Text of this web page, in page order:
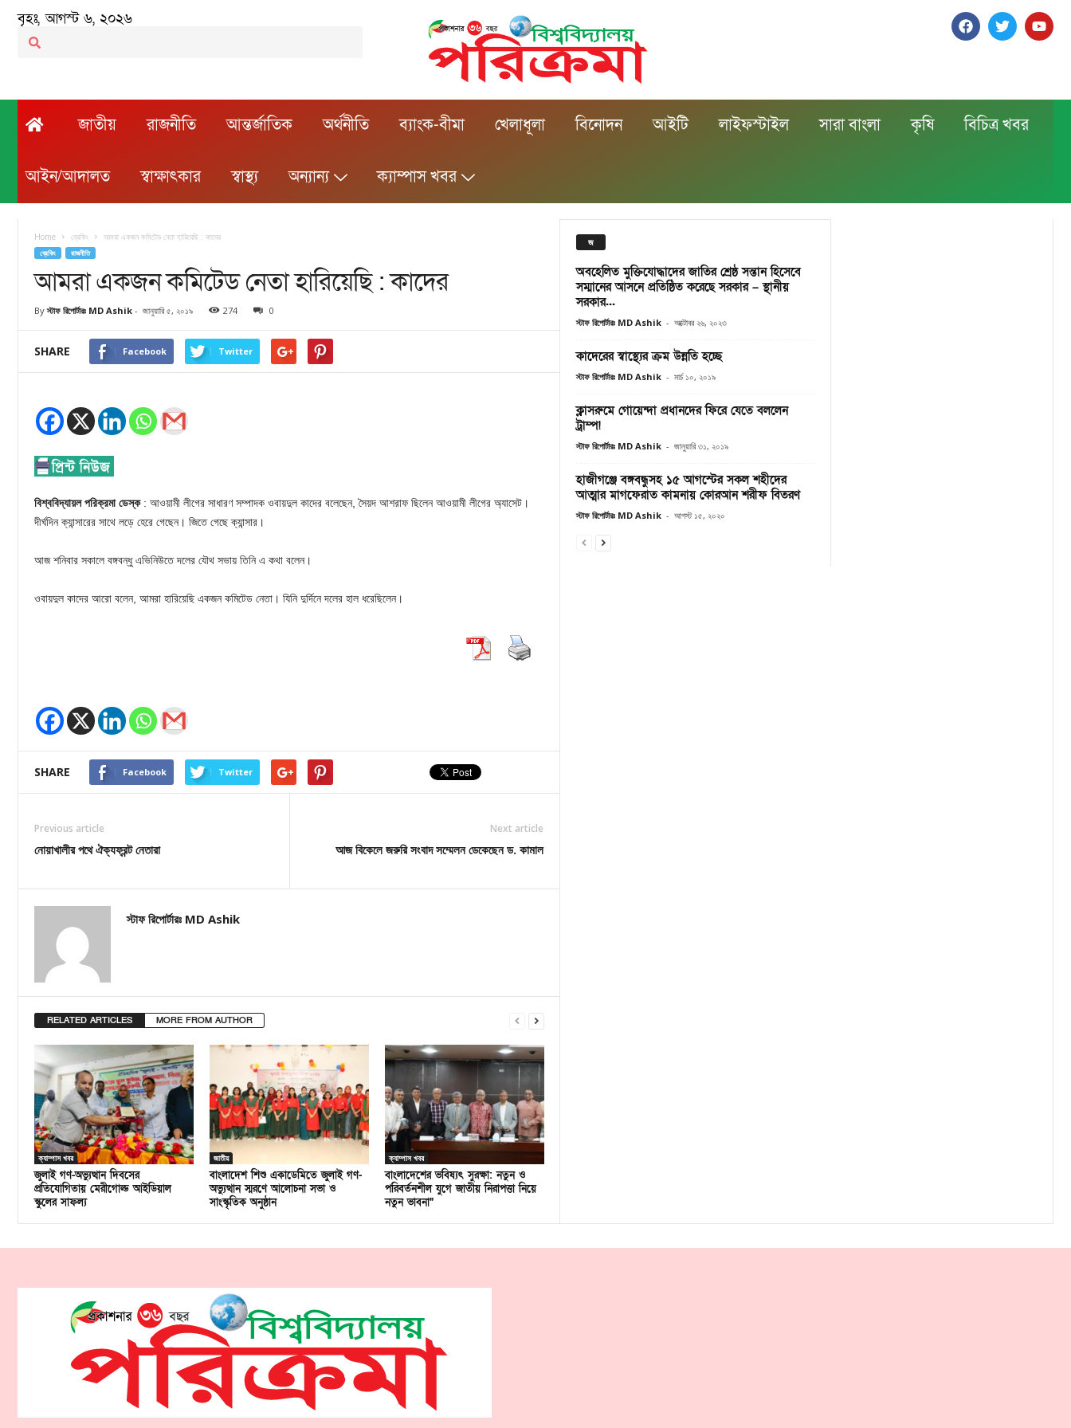
বৃহঃ, আগস্ট ৬, ২০২৬
জাতীয় রাজনীতি আন্তর্জাতিক অর্থনীতি ব্যাংক-বীমা খেলাধূলা বিনোদন আইটি লাইফস্টাইল সারা বাংলা কৃষি বিচিত্র খবর
আইন/আদালত স্বাক্ষাৎকার স্বাস্থ্য অন্যান্য ক্যাম্পাস খবর
Home ব্রেকিং আমরা একজন কমিটেড নেতা হারিয়েছি : কাদের
ব্রেকিং রাজনীতি
আমরা একজন কমিটেড নেতা হারিয়েছি : কাদের
By স্টাফ রিপোর্টারঃ MD Ashik - জানুয়ারি ৫, ২০১৯ 274 0
SHARE Facebook Twitter
বিশ্ববিদ্যায়ল পরিক্রমা ডেস্ক: আওয়ামী লীগের সাধারণ সম্পাদক ওবায়দুল কাদের বলেছেন, সৈয়দ আশরাফ ছিলেন আওয়ামী লীগের অ্যাসেট।
দীর্ঘদিন ক্যান্সারের সাথে লড়ে হেরে গেছেন। জিতে গেছে ক্যান্সার।
আজ শনিবার সকালে বঙ্গবন্ধু এভিনিউতে দলের যৌথ সভায় তিনি এ কথা বলেন।
ওবায়দুল কাদের আরো বলেন, আমরা হারিয়েছি একজন কমিটেড নেতা। যিনি দুর্দিনে দলের হাল ধরেছিলেন।
SHARE Facebook Twitter
Previous article
নোয়াখালীর পথে ঐক্যফ্রন্ট নেতারা
Next article
আজ বিকেলে জরুরি সংবাদ সম্মেলন ডেকেছেন ড. কামাল
স্টাফ রিপোর্টারঃ MD Ashik
RELATED ARTICLES MORE FROM AUTHOR
ক্যাম্পাস খবর
জুলাই গণ-অভ্যুত্থান দিবসের
প্রতিযোগিতায় মেরীগোল্ড আইডিয়াল
স্কুলের সাফল্য
জাতীয়
বাংলাদেশ শিশু একাডেমিতে জুলাই গণ-
অভ্যুত্থান স্মরণে আলোচনা সভা ও
সাংস্কৃতিক অনুষ্ঠান
ক্যাম্পাস খবর
বাংলাদেশের ভবিষ্যৎ সুরক্ষা: নতুন ও
পরিবর্তনশীল যুগে জাতীয় নিরাপত্তা নিয়ে
নতুন ভাবনা”
জ
অবহেলিত মুক্তিযোদ্ধাদের জাতির শ্রেষ্ঠ সন্তান হিসেবে
সম্মানের আসনে প্রতিষ্ঠিত করেছে সরকার – স্থানীয়
সরকার...
স্টাফ রিপোর্টারঃ MD Ashik - অক্টোবর ২৬, ২০২৩
কাদেরের স্বাস্থ্যের ক্রম উন্নতি হচ্ছে
স্টাফ রিপোর্টারঃ MD Ashik - মার্চ ১০, ২০১৯
ক্লাসরুমে গোয়েন্দা প্রধানদের ফিরে যেতে বললেন
ট্রাম্প!
স্টাফ রিপোর্টারঃ MD Ashik - জানুয়ারি ৩১, ২০১৯
হাজীগঞ্জে বঙ্গবন্ধুসহ ১৫ আগস্টের সকল শহীদের
আত্মার মাগফেরাত কামনায় কোরআন শরীফ বিতরণ
স্টাফ রিপোর্টারঃ MD Ashik - আগস্ট ১৫, ২০২০